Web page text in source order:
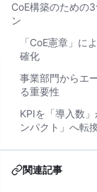
CoE構築のための
ン
「CoE憲章」に
確化
事業部門からエ
る重要性
KPIを「導入数
ンパクト」へ転
関連記事